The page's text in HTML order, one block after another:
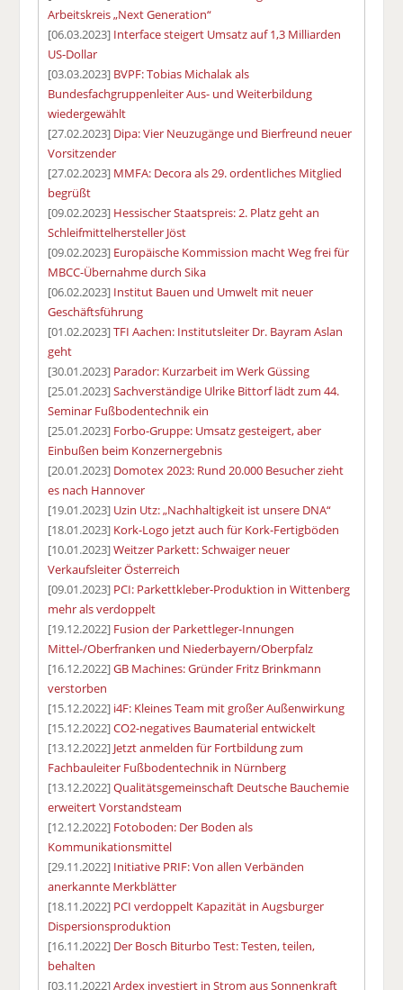
Arbeitskreis „Next Generation“
[06.03.2023] Interface steigert Umsatz auf 1,3 Milliarden
US-Dollar
[03.03.2023] BVPF: Tobias Michalak als
Bundesfachgruppenleiter Aus- und Weiterbildung
wiedergewählt
[27.02.2023] Dipa: Vier Neuzugänge und Bierfreund neuer
Vorsitzender
[27.02.2023] MMFA: Decora als 29. ordentliches Mitglied
begrüßt
[09.02.2023] Hessischer Staatspreis: 2. Platz geht an
Schleifmittelhersteller Jöst
[09.02.2023] Europäische Kommission macht Weg frei für
MBCC-Übernahme durch Sika
[06.02.2023] Institut Bauen und Umwelt mit neuer
Geschäftsführung
[01.02.2023]TFI Aachen: Institutsleiter Dr. Bayram Aslan
geht
[30.01.2023] Parador: Kurzarbeit im Werk Güssing
[25.01.2023]Sachverständige Ulrike Bittorf lädt zum 44.
Seminar Fußbodentechnik ein
[25.01.2023] Forbo-Gruppe: Umsatz gesteigert, aber
Einbußen beim Konzernergebnis
[20.01.2023] Domotex 2023: Rund 20.000 Besucher zieht
es nach Hannover
[19.01.2023] Uzin Utz: „Nachhaltigkeit ist unsere DNA“
[18.01.2023] Kork-Logo jetzt auch für Kork-Fertigböden
[10.01.2023]Weitzer Parkett: Schwaiger neuer
Verkaufsleiter Österreich
[09.01.2023] PCI: Parkettkleber-Produktion in Wittenberg
mehr als verdoppelt
[19.12.2022] Fusion der Parkettleger-Innungen
Mittel-/Oberfranken und Niederbayern/Oberpfalz
[16.12.2022]GB Machines: Gründer Fritz Brinkmann
verstorben
[15.12.2022] i4F: Kleines Team mit großer Außenwirkung
[15.12.2022]CO2-negatives Baumaterial entwickelt
[13.12.2022] Jetzt anmelden für Fortbildung zum
Fachbauleiter Fußbodentechnik in Nürnberg
[13.12.2022]Qualitätsgemeinschaft Deutsche Bauchemie
erweitert Vorstandsteam
[12.12.2022] Fotoboden: Der Boden als
Kommunikationsmittel
[29.11.2022] Initiative PRIF: Von allen Verbänden
anerkannte Merkblätter
[18.11.2022] PCI verdoppelt Kapazität in Augsburger
Dispersionsproduktion
[16.11.2022] Der Bosch Biturbo Test: Testen, teilen,
behalten
[03.11.2022]Ardex investiert in Strom aus Sonnenkraft